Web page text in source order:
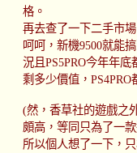
格。
再去查了一下二手市
呵呵，新機9500就能
況且PS5PRO今年年
剩多少價值，
(然，香草社的遊戲之
頗高，等同只為了一
所以個人想了一下，